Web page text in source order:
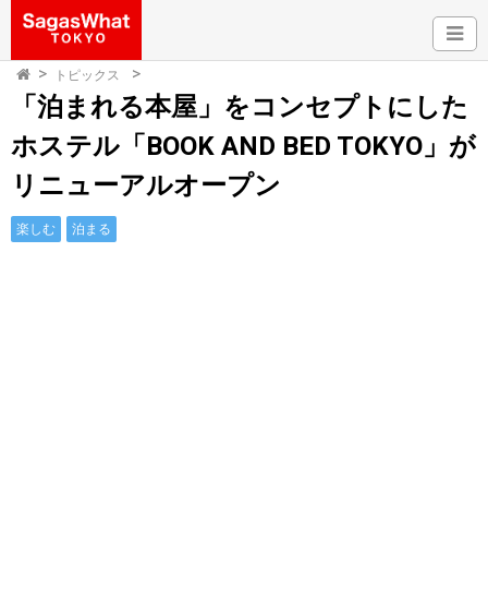
トピックス
「泊まれる本屋」をコンセプトにした
ホステル「BOOK AND BED TOKYO」が
リニューアルオープン
楽しむ 泊まる